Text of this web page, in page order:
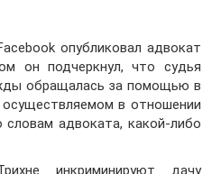
опубликовал адвокат
он подчеркнул, что судья
обращалась за помощью в
в отношении
словам адвоката, какой-либо
инкриминируют дачу